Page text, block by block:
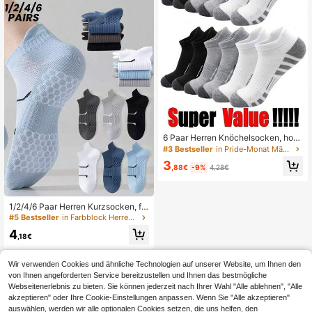
1/2/4/6 Paar Herren Kurzsocken, fe
uchtigkeitsableitend, geruchshemm
ocken, unisex
#5 Bestseller in Farbblock Herren Sportsocken
4,18€
6 Paar Herren Knöchelsocken, hoc
hwertige, atmungsaktive Mesh-Soc
ge lässige Herrensocken
#3 Bestseller in Pride-Monat Männer Söckchen
3,88€ -9% 4,28€
Wir verwenden Cookies und ähnliche Technologien auf unserer Website, um Ihnen den
von Ihnen angeforderten Service bereitzustellen und Ihnen das bestmögliche
Webseitenerlebnis zu bieten. Sie können jederzeit nach Ihrer Wahl "Alle ablehnen", "Alle
akzeptieren" oder Ihre Cookie-Einstellungen anpassen. Wenn Sie "Alle akzeptieren"
auswählen, werden wir alle optionalen Cookies setzen, die uns helfen, den